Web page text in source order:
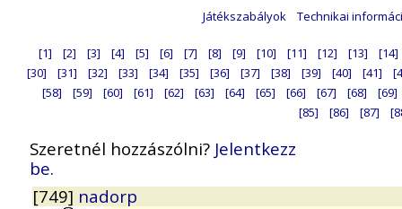
Játékszabályok Technikai
[1] [2] [3] [4] [5] [6] [7] [8] [9] [10] [11] [12] [13]
[14]
[30]
[31] [32] [33] [34] [35] [36] [37] [38] [39] [40] [41]
[58]
[59] [60] [61] [62] [63] [64] [65] [66] [67] [68]
[69]
[85]
[86] [87]
Szeretnél hozzászólni? Jelentkezz
be.
[749] nadorp